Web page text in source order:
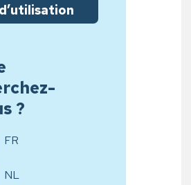
d’utilisation
?
FR
NL